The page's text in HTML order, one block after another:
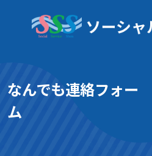
なんでも連絡フォー
ム